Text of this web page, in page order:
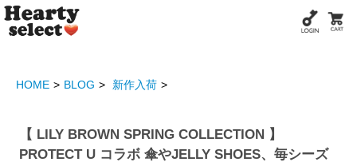
HOME BLOG 新作入荷
【 LILY BROWN SPRING COLLECTION 】
PROTECT U コラボ 傘やJELLY SHOES、毎シーズ